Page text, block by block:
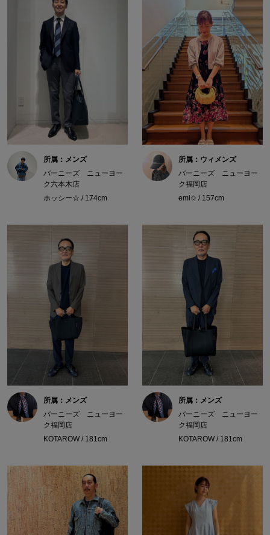
所属：メンズ
バーニーズ ニューヨー
ク六本木店
ホッシー☆ / 174cm
所属：ウィメンズ
バーニーズ ニューヨー
ク福岡店
emi✩ / 157cm
所属：メンズ
バーニーズ ニューヨー
ク福岡店
KOTAROW / 181cm
所属：メンズ
バーニーズ ニューヨー
ク福岡店
KOTAROW / 181cm